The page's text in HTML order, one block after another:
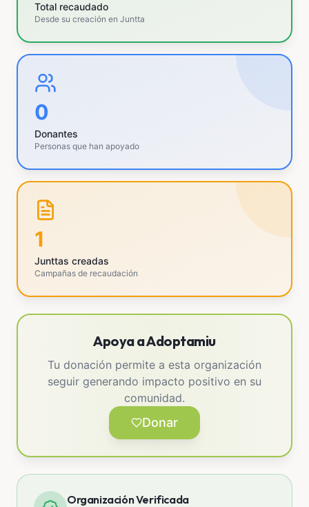
Total recaudado
Desde su creación en Juntta
0
Donantes
Personas que han apoyado
1
Junttas creadas
Campañas de recaudación
Apoya a Adoptamiu
Tu donación permite a esta organización
seguir generando impacto positivo en su
comunidad.
Donar
Organización Verificada